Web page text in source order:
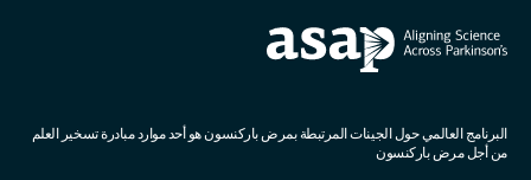
البرنامج العالمي حول الجينات المرتبطة بمرض باركنسون هو أحد موارد مبادرة تسخير العلم
من أجل مرض باركنسون